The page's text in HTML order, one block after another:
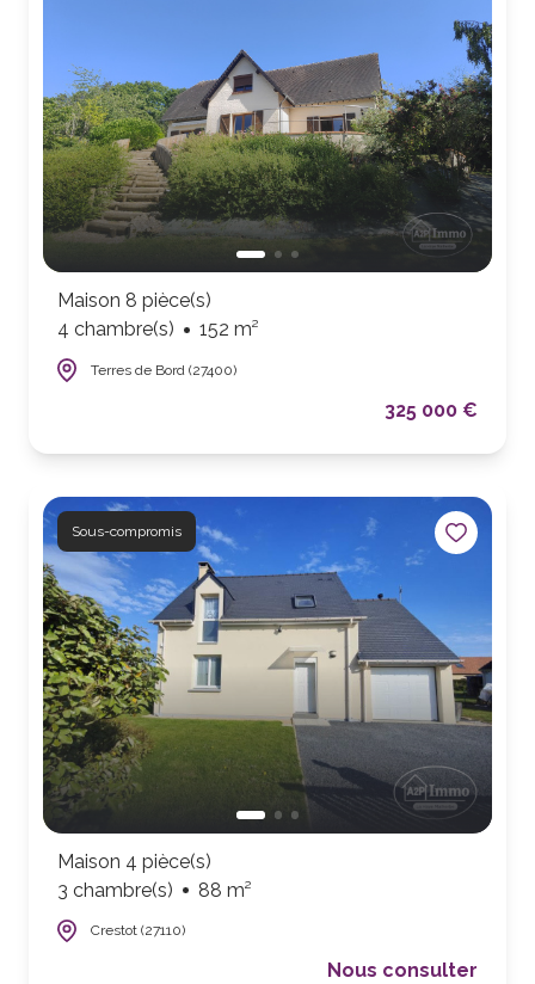
Maison 8 pièce(s)
4 chambre(s)
152 m²
Terres de Bord (27400)
325 000 €
Sous-compromis
Maison 4 pièce(s)
3 chambre(s)
88 m²
Crestot (27110)
Nous consulter